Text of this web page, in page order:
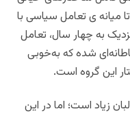
میانه ی تعامل سیاسی با
به چهار سال، تعامل
شده که به‌خوبی
این گروه است.
زیاد است؛ اما در این